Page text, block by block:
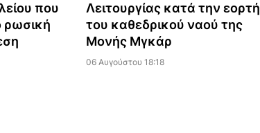
που
Λειτουργίας κατά την εορτή
του καθεδρικού ναού της
Μονής Μγκάρ
06 Αυγούστου 18:18